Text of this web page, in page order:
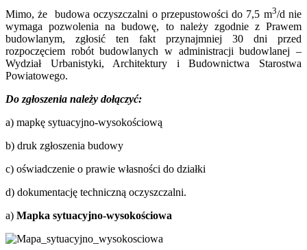
Mimo, że budowa oczyszczalni o przepustowości do 7,5 m3/d nie
wymaga pozwolenia na budowę, to należy zgodnie z Prawem
budowlanym, zgłosić ten fakt przynajmniej 30 dni przed
rozpoczęciem robót budowlanych w administracji budowlanej –
Wydział Urbanistyki, Architektury i Budownictwa Starostwa
Powiatowego.
Do zgłoszenia należy dołączyć:
a) mapkę sytuacyjno-wysokościową
b) druk zgłoszenia budowy
c) oświadczenie o prawie własności do działki
d) dokumentację techniczną oczyszczalni.
a) Mapka sytuacyjno-wysokościowa